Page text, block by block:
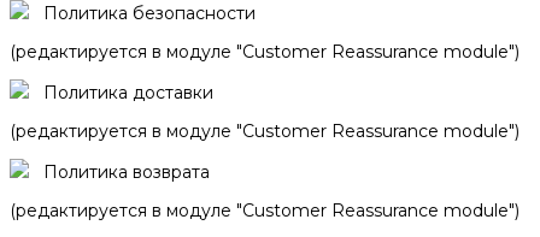
Политика безопасности
(редактируется в модуле "Customer Reassurance module")
Политика доставки
(редактируется в модуле "Customer Reassurance module")
Политика возврата
(редактируется в модуле "Customer Reassurance module")